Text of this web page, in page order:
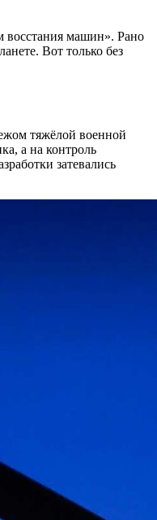
восстания машин». Рано
Вот только без
тяжёлой военной
а на контроль
затевались